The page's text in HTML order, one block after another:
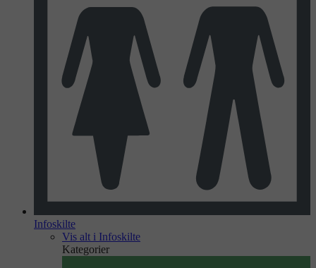
Infoskilte
Vis alt i Infoskilte
Kategorier